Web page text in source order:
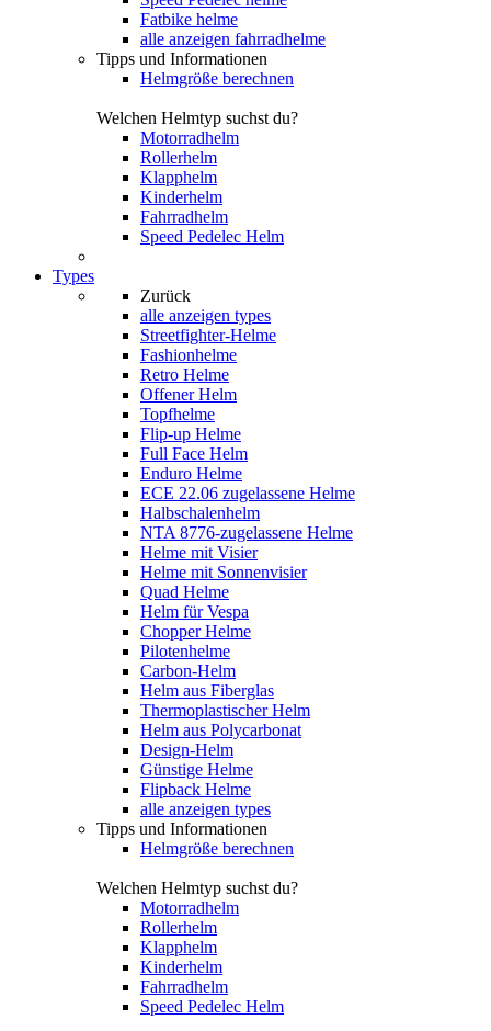
Fatbike helme
alle anzeigen fahrradhelme
Tipps und Informationen
Helmgröße berechnen
Welchen Helmtyp suchst du?
Motorradhelm
Rollerhelm
Klapphelm
Kinderhelm
Fahrradhelm
Speed Pedelec Helm
Types
Zurück
alle anzeigen types
Streetfighter-Helme
Fashionhelme
Retro Helme
Offener Helm
Topfhelme
Flip-up Helme
Full Face Helm
Enduro Helme
ECE 22.06 zugelassene Helme
Halbschalenhelm
NTA 8776-zugelassene Helme
Helme mit Visier
Helme mit Sonnenvisier
Quad Helme
Helm für Vespa
Chopper Helme
Pilotenhelme
Carbon-Helm
Helm aus Fiberglas
Thermoplastischer Helm
Helm aus Polycarbonat
Design-Helm
Günstige Helme
Flipback Helme
alle anzeigen types
Tipps und Informationen
Helmgröße berechnen
Welchen Helmtyp suchst du?
Motorradhelm
Rollerhelm
Klapphelm
Kinderhelm
Fahrradhelm
Speed Pedelec Helm